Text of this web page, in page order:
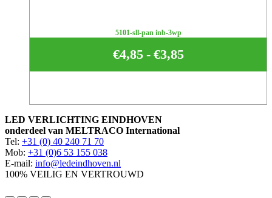
5101-sll-pan inb-3wp
€3,85
-
€4,85 Prijsklasse:
€4,85
LED VERLICHTING EINDHOVEN
onderdeel van MELTRACO International
Tel: +31 (0) 40 240 71 70
Mob: +31 (0)6 53 155 038
E-mail: info@ledeindhoven.nl
100% VEILIG EN VERTROUWD